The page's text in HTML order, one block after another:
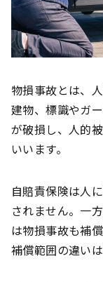
物損事故とは、
建物、標識やガ
が破損し、人的
いいます。
自賠責保険は人
されません。一
は物損事故も補
補償範囲の違い